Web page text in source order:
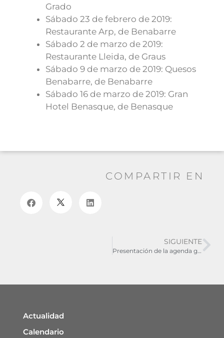
Grado
Sábado 23 de febrero de 2019:
Restaurante Arp, de Benabarre
Sábado 2 de marzo de 2019:
Restaurante Lleida, de Graus
Sábado 9 de marzo de 2019: Quesos
Benabarre, de Benabarre
Sábado 16 de marzo de 2019: Gran
Hotel Benasque, de Benasque
COMPARTIR EN
SIGUIENTE
Actualidad
Calendario